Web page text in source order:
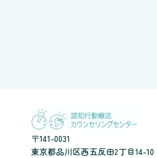
〒141-0031
東京都品川区西五反田2丁目14-